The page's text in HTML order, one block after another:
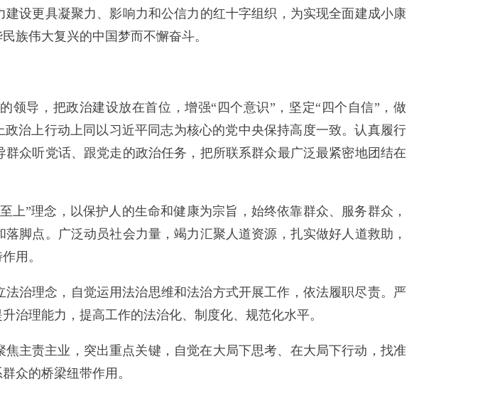
设更具凝聚力、影响力和公信力的红十字组织，为实现全面建成小康
族伟大复兴的中国梦而不懈奋斗。
领导，把政治建设放在首位，增强“四个意识”，坚定“四个自信”，做
治上行动上同以习近平同志为核心的党中央保持高度一致。认真履行
众听党话、跟党走的政治任务，把所联系群众最广泛最紧密地团结在
”理念，以保护人的生命和健康为宗旨，始终依靠群众、服务群众，
脚点。广泛动员社会力量，竭力汇聚人道资源，扎实做好人道救助，
用。
治理念，自觉运用法治思维和法治方式开展工作，依法履职尽责。严
治理能力，提高工作的法治化、制度化、规范化水平。
主责主业，突出重点关键，自觉在大局下思考、在大局下行动，找准
众的桥梁纽带作用。